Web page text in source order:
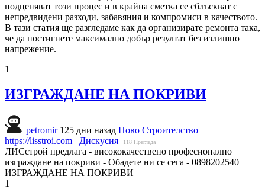
подценяват този процес и в крайна сметка се сблъскват с
непредвидени разходи, забавяния и компромиси в качеството.
В тази статия ще разгледаме как да организирате ремонта така,
че да постигнете максимално добър резултат без излишно
напрежение.
1
ИЗГРАЖДАНЕ НА ПОКРИВИ
petromir 125 дни назад Ново Строителство
https://lisstroi.com
Дискусия 118 Прегледа
ЛИСстрой предлага - висококачествено професионално
изграждане на покриви - Обадете ни се сега - 0898202540
ИЗГРАЖДАНЕ НА ПОКРИВИ
1